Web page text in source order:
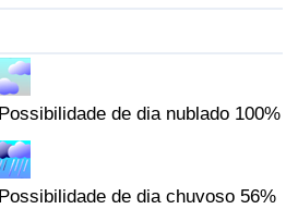
Possibilidade de dia nublado 100%
Possibilidade de dia chuvoso 56%